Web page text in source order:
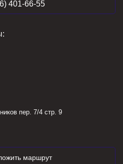
401-66-55
пер. 7/4 стр. 9
маршрут